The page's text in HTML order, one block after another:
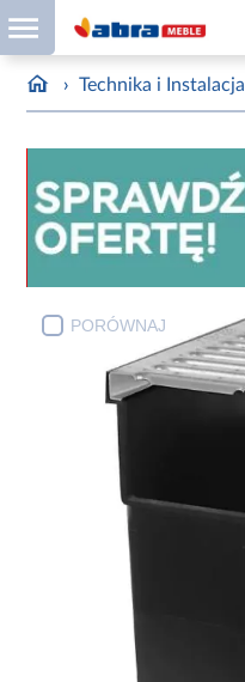
› Technika i Instalacja
PORÓWNAJ